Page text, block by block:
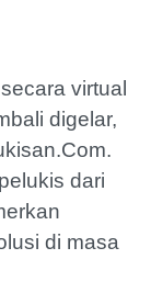
virtual
digelar,
dari
di masa